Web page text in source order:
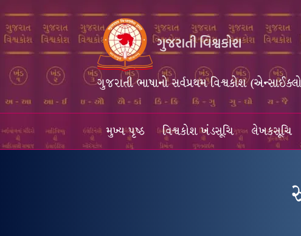
ગુજરાતી ભાષાનો સર્વપ્રથમ વિશ્વકોશ
મુખ્ય પૃષ્ઠ વિશ્વકોશ ખંડસૂચિ લેખકસૂચિ